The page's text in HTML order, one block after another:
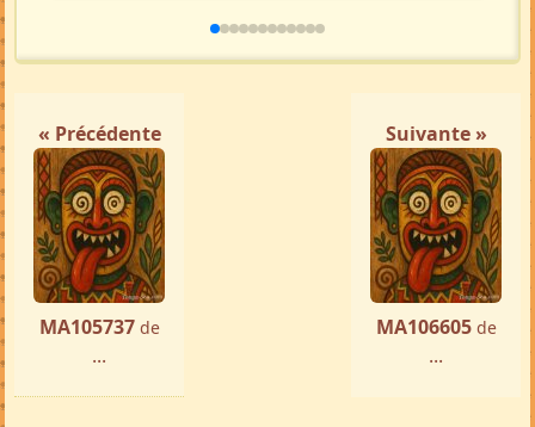
« Précédente
MA105737 de
...
Suivante »
MA106605 de
...